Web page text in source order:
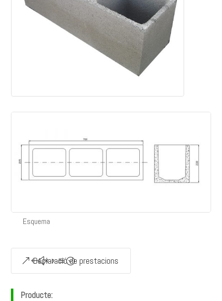
Esquema
Declaració de prestacions
Producte: